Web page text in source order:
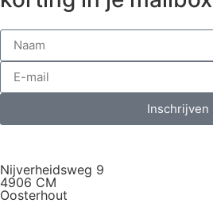
Inschrijven
Nijverheidsweg 9
4906 CM
Oosterhout